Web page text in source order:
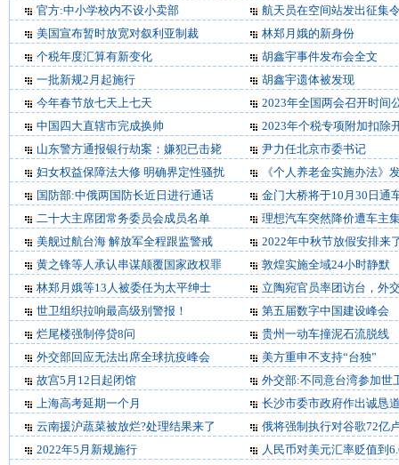
官方:中小学校内不设小卖部
航天员在空间站发出征集
美国宣布暂时放宽对叙利亚制裁
林郑月娥的新身份
个税年度汇算有新变化
胡鑫宇事件发布会全文
一批新规2月起施行
胡鑫宇遗体被发现
今年春节放七天上七天
2023年全国两会召开时间
中国四大直辖市完成换帅
2023年个税专项附加扣除
山东警方通报银行劫案：嫌犯已击毙
尹力任北京市委书记
妇女权益保障法大修 明确界定性骚扰
《个人养老金实施办法》
国防部:中俄两国防长近日进行通话
金门大桥将于10月30日通
二十大主席团常务委员会成员名单
理想汽车突然降价遭车主
美舰过航台海 解放军全程跟监警戒
2022年中秋节放假安排来
黄之锋等人承认串谋颠覆国家政权罪
敦煌实施全域24小时静默
林郑月娥等13人被委任为太平绅士
立陶宛官员率团访台，外交部：中
世卫组织拉响最高级别警报！
第五届数字中国建设峰会
烂尾楼强制停贷8问
贵州一动车撞泥石流脱线
外交部回应无法出席全球抗疫峰会
美方重申不支持“台独”
故宫5月12日起闭馆
外交部:不同意台湾参加世
上海高考延期一个月
长沙市委市政府作出诚恳
云南援沪蔬菜被放烂?处理结果来了
俄将强制执行对谷歌72亿
2022年5月新规施行
人民币对美元汇率贬值到